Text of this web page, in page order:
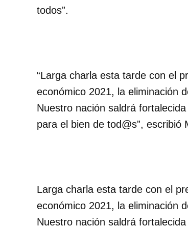
todos”.
“Larga charla esta tarde con el
económico 2021, la eliminación
Nuestro nación saldrá
para el bien de tod@s”, escribió
Larga charla esta tarde con el
económico 2021, la eliminación
Nuestro nación saldrá